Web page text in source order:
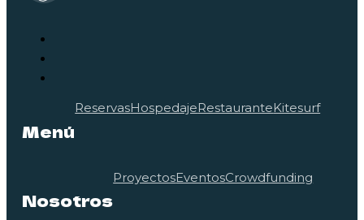
Menú
ReservasHospedajeRestauranteKitesurf
Nosotros
ProyectosEventosCrowdfunding